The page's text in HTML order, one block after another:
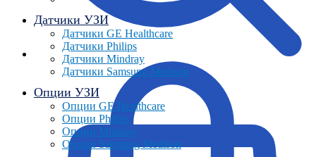
Датчики УЗИ
Датчики GE Healthcare
Датчики Philips
Датчики Mindray
Датчики Samsung Medison
Опции УЗИ
Опции GE Healthcare
Опции Philips
Опции Mindray
Опции Samsung Medison